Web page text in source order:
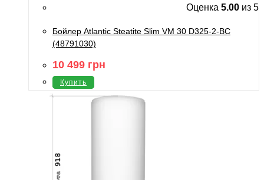
Оценка 5.00 из 5
Бойлер Atlantic Steatite Slim VM 30 D325-2-BC
(48791030)
10 499 грн
Купить